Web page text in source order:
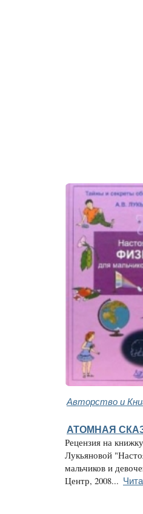
Авторство и
АТОМНАЯ
Рецензия на
Лукьяновой
мальчиков и
Центр, 2008...